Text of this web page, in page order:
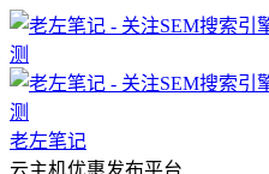
老左笔记
云主机优惠发布平台